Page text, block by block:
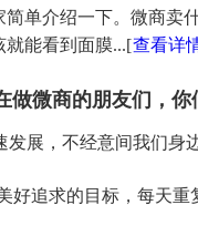
简单介绍一下。微商卖
能看到面膜...[查看详
做微商的朋友们，你
发展，不经意间我们身
好追求的目标，每天重